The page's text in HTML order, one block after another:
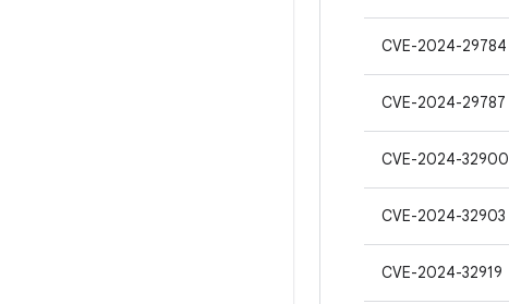
CVE-2024-29784
CVE-2024-29787
CVE-2024-32900
CVE-2024-32903
CVE-2024-32919